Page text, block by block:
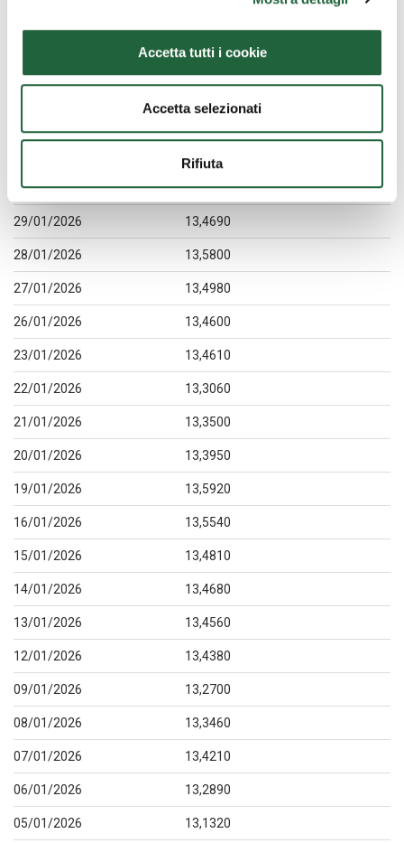
Accetta tutti i cookie
Accetta selezionati
Rifiuta
13,6310
04/02/2026 13,6680
30/01/2026 13,5090
29/01/2026 13,4690
28/01/2026 13,5800
27/01/2026 13,4980
26/01/2026 13,4600
23/01/2026 13,4610
22/01/2026 13,3060
21/01/2026 13,3500
20/01/2026 13,3950
19/01/2026 13,5920
16/01/2026 13,5540
15/01/2026 13,4810
14/01/2026 13,4680
13/01/2026 13,4560
12/01/2026 13,4380
09/01/2026 13,2700
08/01/2026 13,3460
07/01/2026 13,4210
06/01/2026 13,2890
05/01/2026 13,1320